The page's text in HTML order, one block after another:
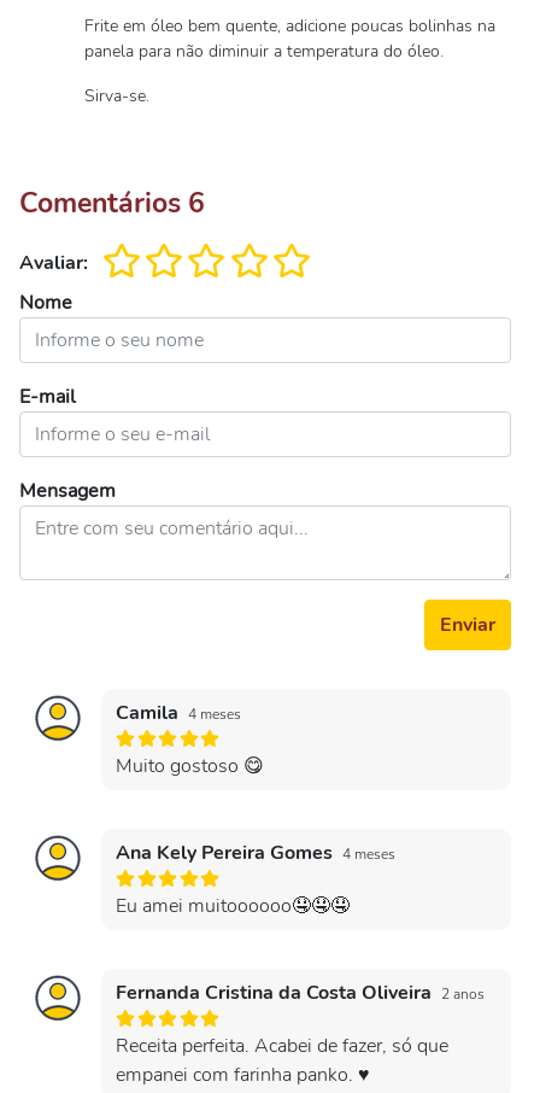
Frite em óleo bem quente, adicione poucas bolinhas na
panela para não diminuir a temperatura do óleo.
Sirva-se.
Comentários 6
Avaliar:
Nome
E-mail
Mensagem
Enviar
Camila 4 meses
Muito gostoso 😋
Ana Kely Pereira Gomes 4 meses
Eu amei muitoooooo🤤🤤🤤
Fernanda Cristina da Costa Oliveira 2 anos
Receita perfeita. Acabei de fazer, só que
empanei com farinha panko. ♥️